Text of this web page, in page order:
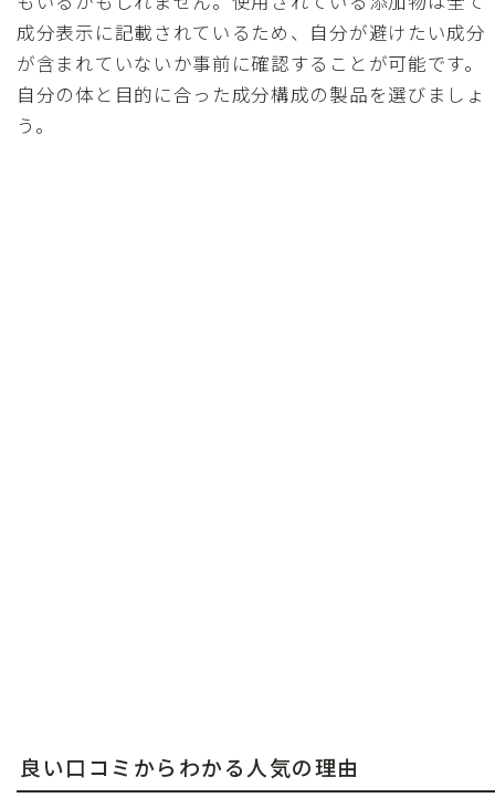
成分表示に記載されているため、自分が避けたい成分
が含まれていないか事前に確認することが可能です。
自分の体と目的に合った成分構成の製品を選びましょ
う。
良い口コミからわかる人気の理由